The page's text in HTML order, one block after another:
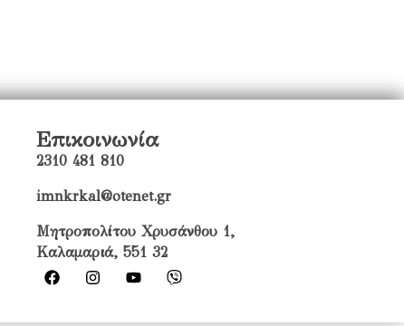
Επικοινωνία
2310 481 810
imnkrkal@otenet.gr
Μητροπολίτου Χρυσάνθου 1,
Καλαμαριά, 551 32